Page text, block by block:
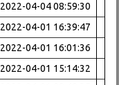
2022-04-04 08:59:30
2022-04-01 16:39:47
2022-04-01 16:01:36
2022-04-01 15:14:32